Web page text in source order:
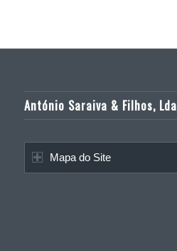
António Saraiva & Filhos, Lda
Mapa do Site